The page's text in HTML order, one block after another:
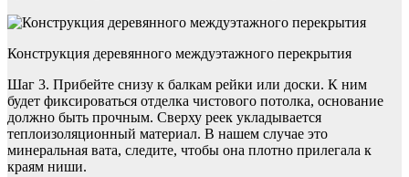
Конструкция деревянного междуэтажного перекрытия
Шаг 3. Прибейте снизу к балкам рейки или доски. К ним
будет фиксироваться отделка чистового потолка, основание
должно быть прочным. Сверху реек укладывается
теплоизоляционный материал. В нашем случае это
минеральная вата, следите, чтобы она плотно прилегала к
краям ниши.